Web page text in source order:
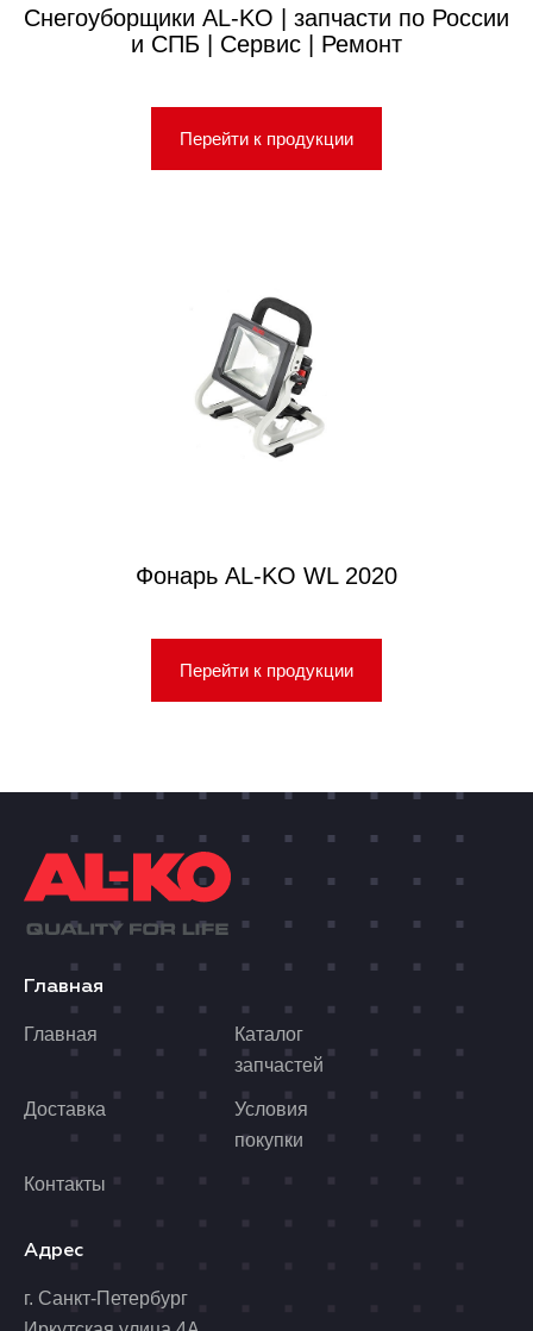
Снегоуборщики AL-KO | запчасти по России
и СПБ | Сервис | Ремонт
Перейти к продукции
Фонарь AL-KO WL 2020
Перейти к продукции
Главная
Главная
Каталог
запчастей
Доставка
Условия
покупки
Контакты
Адрес
г. Санкт-Петербург